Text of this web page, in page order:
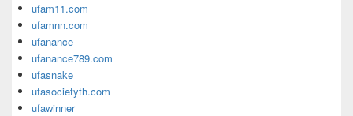
ufam11.com
ufamnn.com
ufanance
ufanance789.com
ufasnake
ufasocietyth.com
ufawinner